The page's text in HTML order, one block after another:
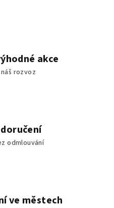
akce
rozvoz
odmlouvání
ve městech